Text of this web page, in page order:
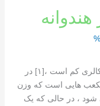
تعداد کالری موجود در هندوانه هندوانه دارای کالری کم است ،[١] در
هایی است که وزن
کالری تهیه می شود ، در حالی که یک